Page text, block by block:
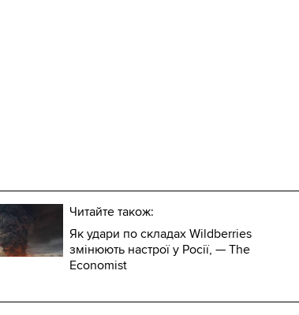
Читайте також:
Як удари по складах Wildberries
змінюють настрої у Росії, — The
Economist